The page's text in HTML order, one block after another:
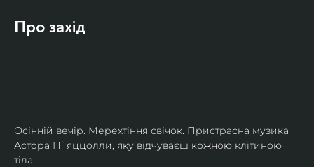
Про захід
Осінній вечір. Мерехтіння свічок. Пристрасна музика
Астора П`яццолли, яку відчуваєш кожною клітиною
тіла.